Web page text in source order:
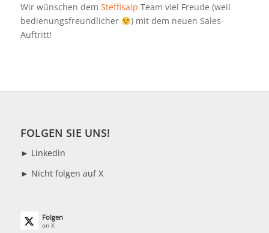
Wir wünschen dem Steffisalp Team viel Freude (weil
bedienungsfreundlicher
) mit dem neuen Sales-
Auftritt!
FOLGEN SIE UNS!
► Linkedin
► Nicht folgen auf X
Folgen
on X